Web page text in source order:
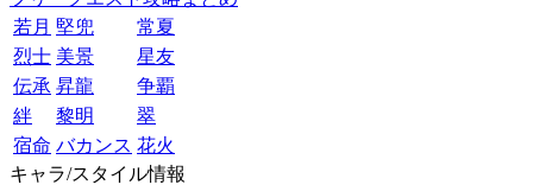
若月 堅兜
常夏
烈士 美景
星友
伝承 昇龍
争覇
絆
黎明
翠
宿命 バカンス 花火
キャラ/スタイル情報